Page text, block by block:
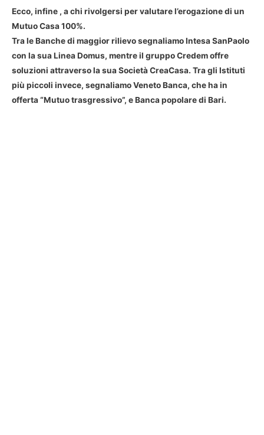
Ecco, infine , a chi rivolgersi per valutare l’erogazione di un
Mutuo Casa 100%.
Tra le Banche di maggior rilievo segnaliamo Intesa SanPaolo
con la sua Linea Domus, mentre il gruppo Credem offre
soluzioni attraverso la sua Società CreaCasa. Tra gli Istituti
più piccoli invece, segnaliamo Veneto Banca, che ha in
offerta “Mutuo trasgressivo”, e Banca popolare di Bari.